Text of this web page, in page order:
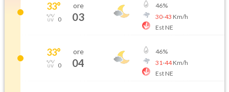
33°
0
ore
03
46%
30-43 Km/h
Est NE
33°
0
ore
04
46%
31-44Km/h
Est NE